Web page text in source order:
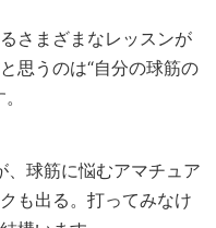
さまざまなレッスンが
思うのは“自分の球筋の
球筋に悩むアマチュア
も出る。打ってみなけ